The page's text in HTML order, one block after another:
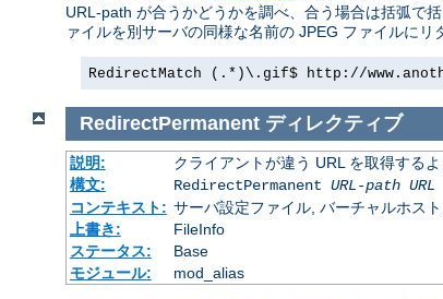
URL-path が合うかどうかを調べ、合う場合は括弧で
ァイルを別サーバの同様な名前の JPEG ファイルに
RedirectMatch (.*)\.gif$ http://
RedirectPermanent ディレクティブ
説明:
クライアントが違う URL を取得する
構文:
RedirectPermanent URL-path URL
コンテキスト: サーバ設定ファイル, バーチャルホス
上書き:
FileInfo
ステータス:
Base
モジュール:
mod_alias